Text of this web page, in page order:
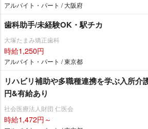
アルバイト・パート / 大阪府
歯科助手/未経験OK・駅チカ
大塚たまみ矯正歯科
時給1,250円
アルバイト・パート / 東京都
リハビリ補助や多職種連携を学ぶ入所介
円&有給あり
社会医療法人財団 仁医会
時給1,472円～